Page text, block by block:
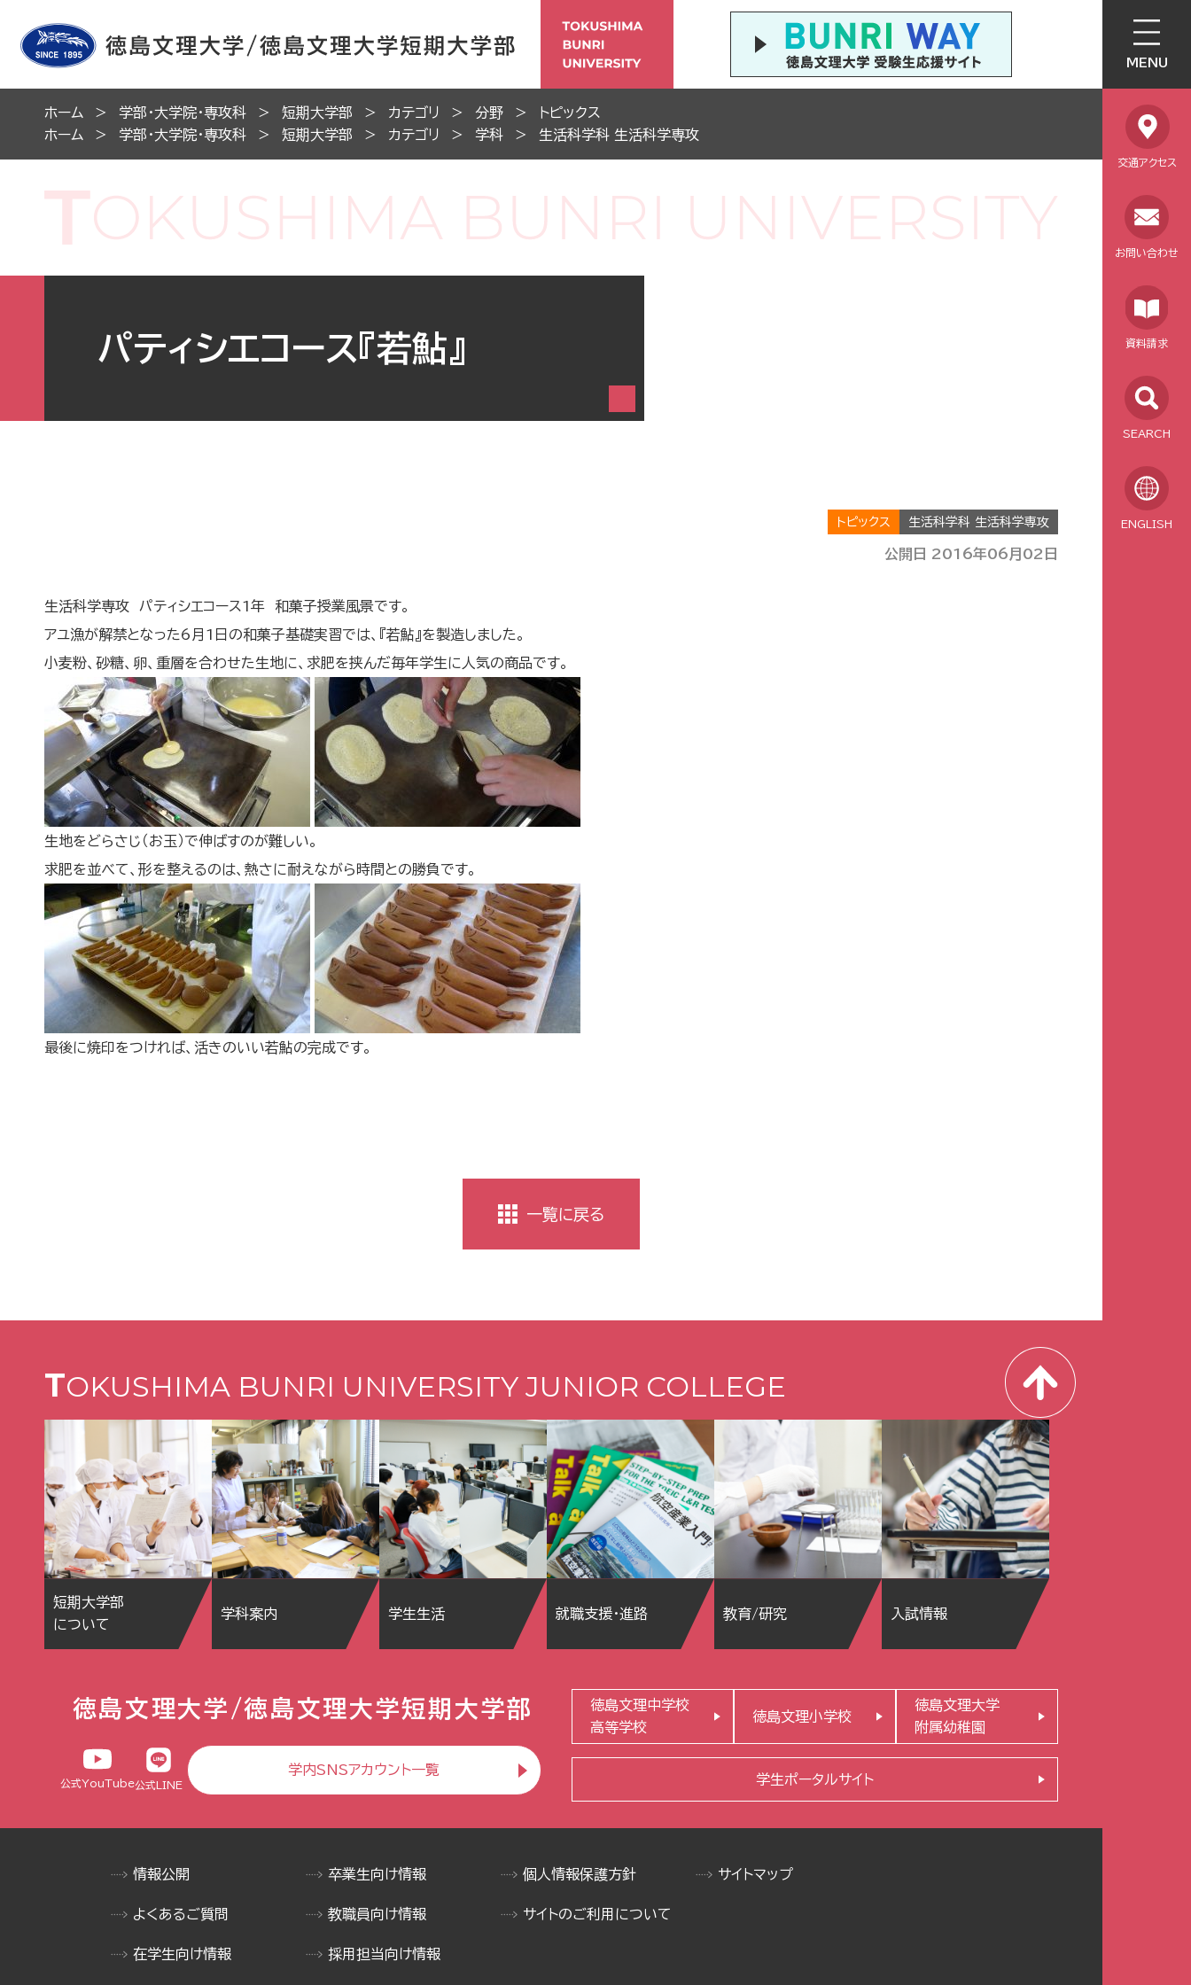
MENU
交通アクセス
お問い合わせ
資料請求
SEARCH
ENGLISH
ホーム 学部・大学院・専攻科 短期大学部 カテゴリ 分野
トピックス
ホーム
学部・大学院・専攻科 短期大学部 カテゴリ 学科 生活科学科 生活科学専攻
パティシエコース『若鮎』
トピックス 生活科学科 生活科学専攻
公開日 2016年06月02日
生活科学専攻 パティシエコース1年 和菓子授業風景です。
アユ漁が解禁となった6月1日の和菓子基礎実習では、『若鮎』を製造しました。
小麦粉、砂糖、卵、重層を合わせた生地に、求肥を挟んだ毎年学生に人気の商品です。
生地をどらさじ（お玉）で伸ばすのが難しい。
求肥を並べて、形を整えるのは、熱さに耐えながら時間との勝負です。
最後に焼印をつければ、活きのいい若鮎の完成です。
一覧に戻る
TOKUSHIMA BUNRI UNIVERSITY JUNIOR COLLEGE
短期大学部
について
学科案内 学生生活 就職支援・進路 教育/研究 入試情報
徳島文理大学/徳島文理大学短期大学部
公式YouTube公式LINE
学内SNSアカウント一覧
徳島文理中学校
高等学校
徳島文理小学校
徳島文理大学
附属幼稚園
学生ポータルサイト
情報公開
よくあるご質問
在学生向け情報
卒業生向け情報
教職員向け情報
採用担当向け情報
個人情報保護方針
サイトのご利用について
サイトマップ